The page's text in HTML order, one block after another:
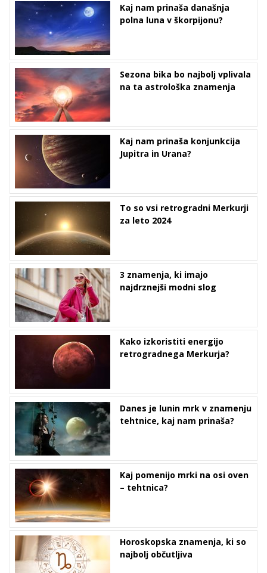
Kaj nam prinaša današnja
polna luna v škorpijonu?
Sezona bika bo najbolj vplivala
na ta astrološka znamenja
Kaj nam prinaša konjunkcija
Jupitra in Urana?
To so vsi retrogradni Merkurji
za leto 2024
3 znamenja, ki imajo
najdrznejši modni slog
Kako izkoristiti energijo
retrogradnega Merkurja?
Danes je lunin mrk v znamenju
tehtnice, kaj nam prinaša?
Kaj pomenijo mrki na osi oven
– tehtnica?
Horoskopska znamenja, ki so
najbolj občutljiva